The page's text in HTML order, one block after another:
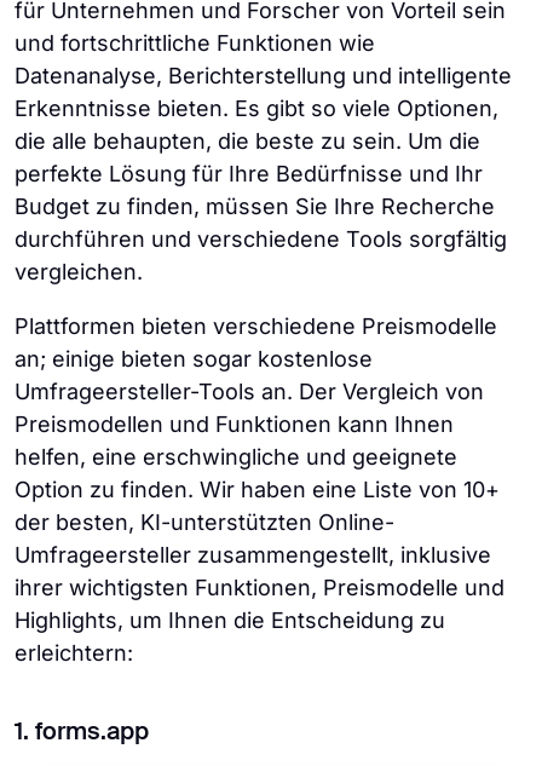
für Unternehmen und Forscher von Vorteil sein
und fortschrittliche Funktionen wie
Datenanalyse, Berichterstellung und intelligente
Erkenntnisse bieten. Es gibt so viele Optionen,
die alle behaupten, die beste zu sein. Um die
perfekte Lösung für Ihre Bedürfnisse und Ihr
Budget zu finden, müssen Sie Ihre Recherche
durchführen und verschiedene Tools sorgfältig
vergleichen.
Plattformen bieten verschiedene Preismodelle
an; einige bieten sogar kostenlose
Umfrageersteller-Tools an. Der Vergleich von
Preismodellen und Funktionen kann Ihnen
helfen, eine erschwingliche und geeignete
Option zu finden. Wir haben eine Liste von 10+
der besten, KI-unterstützten Online-
Umfrageersteller zusammengestellt, inklusive
ihrer wichtigsten Funktionen, Preismodelle und
Highlights, um Ihnen die Entscheidung zu
erleichtern:
1. forms.app